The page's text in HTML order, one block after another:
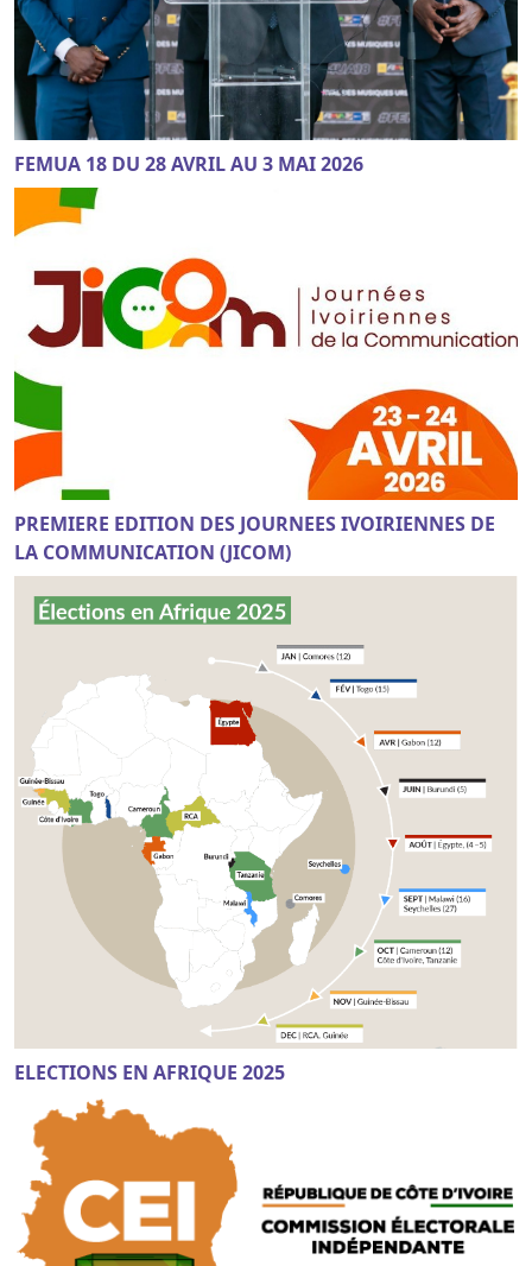
FEMUA 18 DU 28 AVRIL AU 3 MAI 2026
PREMIERE EDITION DES JOURNEES IVOIRIENNES DE
LA COMMUNICATION (JICOM)
ELECTIONS EN AFRIQUE 2025